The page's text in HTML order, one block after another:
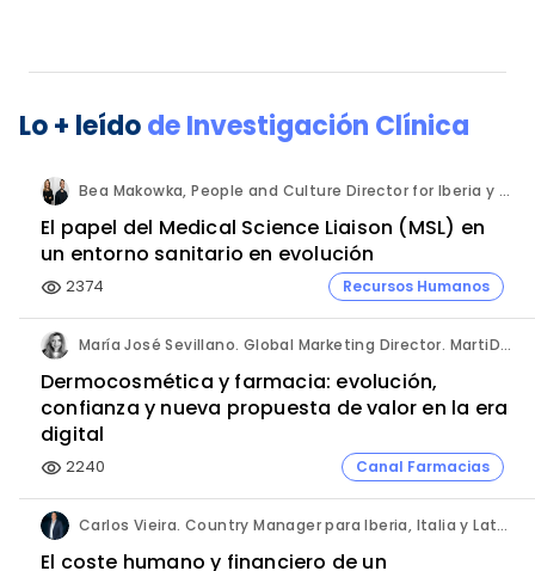
Lo + leídodeInvestigación Clínica
Bea Makowka, People and Culture Director for Iberia y Alberto Municio, Talent Seach Solutions Lead for Iberia. Inizio Engage.
El papel del Medical Science Liaison (MSL) en
un entorno sanitario en evolución
visibility 2374 Recursos Humanos
María José Sevillano. Global Marketing Director. MartiDerm.
Dermocosmética y farmacia: evolución,
confianza y nueva propuesta de valor en la era
digital
visibility 2240 Canal Farmacias
Carlos Vieira. Country Manager para Iberia, Italia y Latam. Hornetsecurity.
El coste humano y financiero de un